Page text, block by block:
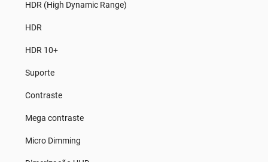
HDR (High Dynamic Range)
HDR
HDR 10+
Suporte
Contraste
Mega contraste
Micro Dimming